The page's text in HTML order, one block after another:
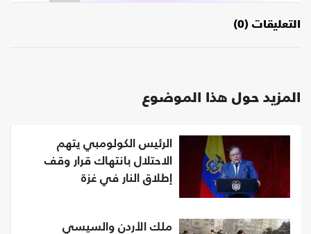
التعليقات (0)
المزيد حول هذا الموضوع
الرئيس الكولومبي يتهم
الاحتلال بانتهاك قرار وقف
إطلاق النار في غزة
ملك الأردن والسيسي